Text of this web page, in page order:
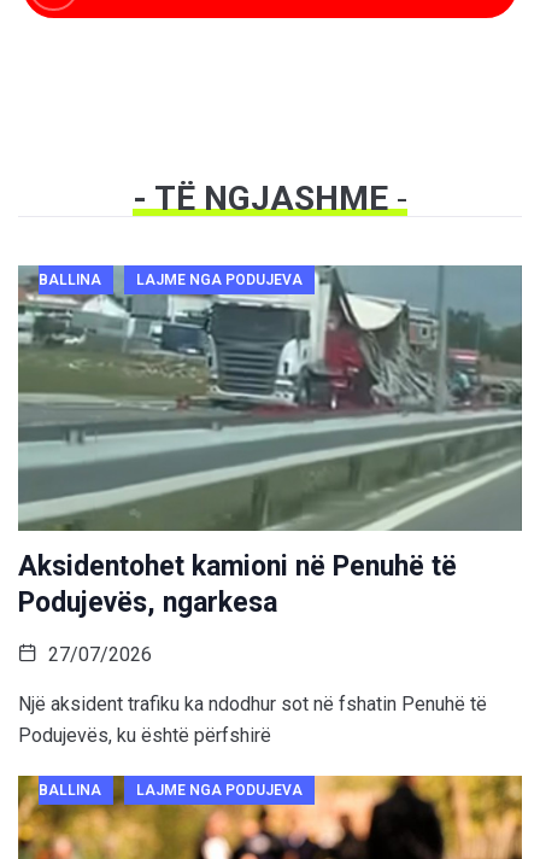
- TË NGJASHME-
BALLINA LAJME NGA PODUJEVA
Aksidentohet kamioni në Penuhë të
Podujevës, ngarkesa
27/07/2026
Një aksident trafiku ka ndodhur sot në fshatin Penuhë të
Podujevës, ku është përfshirë
BALLINA LAJME NGA PODUJEVA